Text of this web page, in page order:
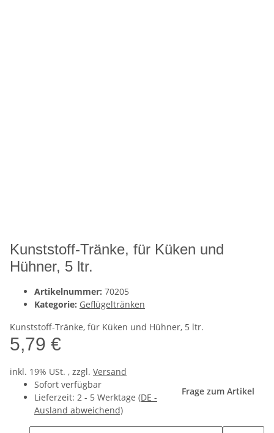
Kunststoff-Tränke, für Küken und
Hühner, 5 ltr.
Artikelnummer: 70205
Kategorie: Geflügeltränken
Kunststoff-Tränke, für Küken und Hühner, 5 ltr.
5,79 €
inkl. 19% USt. , zzgl. Versand
Sofort verfügbar
Lieferzeit: 2 - 5 Werktage (DE -
Ausland abweichend)
Frage zum Artikel